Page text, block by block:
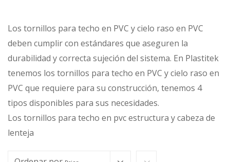
Los tornillos para techo en PVC y cielo raso en PVC
deben cumplir con estándares que aseguren la
durabilidad y correcta sujeción del sistema. En Plastitek
tenemos los tornillos para techo en PVC y cielo raso en
PVC que requiere para su construcción, tenemos 4
tipos disponibles para sus necesidades.
Los tornillos para techo en pvc estructura y cabeza de
lenteja